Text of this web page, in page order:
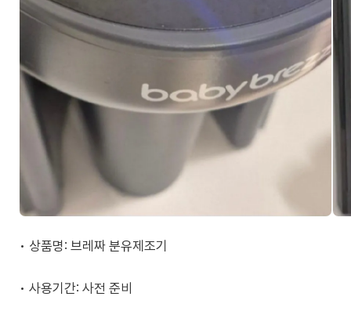
• 상품명: 브레짜 분유제조기
• 사용기간: 사전 준비